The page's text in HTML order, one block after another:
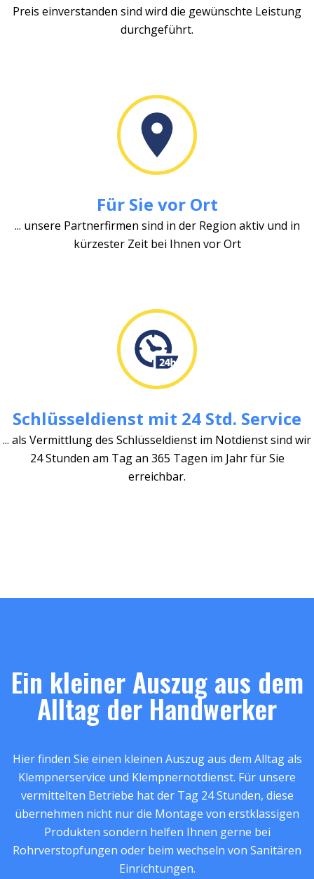
Preis einverstanden sind wird die gewünschte Leistung
durchgeführt.
Für Sie vor Ort
... unsere Partnerfirmen sind in der Region aktiv und in
kürzester Zeit bei Ihnen vor Ort
Schlüsseldienst mit 24 Std. Service
... als Vermittlung des Schlüsseldienst im Notdienst sind wir
24 Stunden am Tag an 365 Tagen im Jahr für Sie
erreichbar.
Ein kleiner Auszug aus dem
Alltag der Handwerker
Hier finden Sie einen kleinen Auszug aus dem Alltag als
Klempnerservice und Klempnernotdienst. Für unsere
vermittelten Betriebe hat der Tag 24 Stunden, diese
übernehmen nicht nur die Montage von erstklassigen
Produkten sondern helfen Ihnen gerne bei
Rohrverstopfungen oder beim wechseln von Sanitären
Einrichtungen.